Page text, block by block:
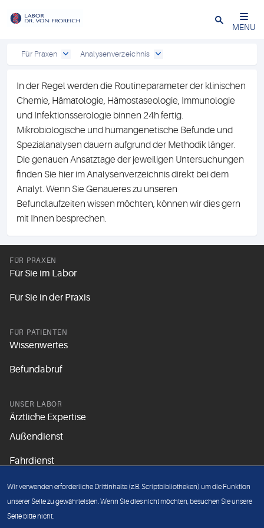
Close
MENU
Für Praxen Analysenverzeichnis
In der Regel werden die Routineparameter der klinischen
Chemie, Hämatologie, Hämostaseologie, Immunologie
und Infektionsserologie binnen 24h fertig.
Mikrobiologische und humangenetische Befunde und
Spezialanalysen dauern aufgrund der Methodik länger.
Die genauen Ansatztage der jeweiligen Untersuchungen
finden Sie hier im Analysenverzeichnis direkt bei dem
Analyt. Wenn Sie Genaueres zu unseren
Befundlaufzeiten wissen möchten, können wir dies gern
mit Ihnen besprechen.
FÜR PRAXEN
Für Sie im Labor
Für Sie in der Praxis
FÜR PATIENTEN
Wissenwertes
Befundabruf
UNSER LABOR
Ärztliche Expertise
Außendienst
Fahrdienst
Unsere Grundsätze
Wir verwenden erforderliche Drittinhalte (z.B. Scriptbibliotheken) um die Funktion
unserer Seite zu gewährleisten. Wenn Sie dies nicht möchten, besuchen Sie unsere
Seite bitte nicht.